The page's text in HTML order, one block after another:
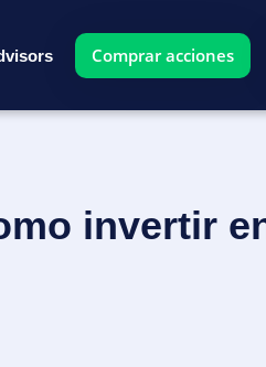
Comprar acciones
invertir